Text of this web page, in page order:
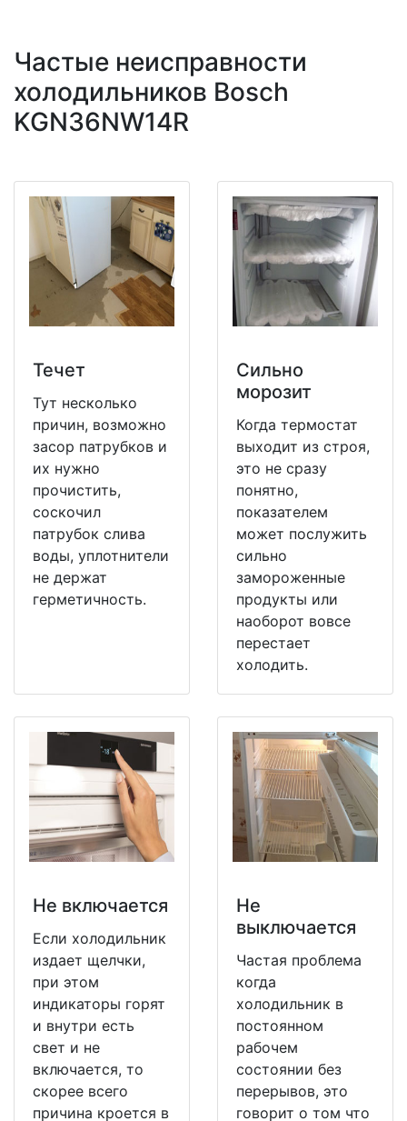
Частые неисправности
холодильников Bosch
KGN36NW14R
Течет
Тут несколько
причин, возможно
засор патрубков и
их нужно
прочистить,
соскочил
патрубок слива
воды, уплотнители
не держат
герметичность.
Сильно
морозит
Когда термостат
выходит из строя,
это не сразу
понятно,
показателем
может послужить
сильно
замороженные
продукты или
наоборот вовсе
перестает
холодить.
Не включается
Если холодильник
издает щелчки,
при этом
индикаторы горят
и внутри есть
свет и не
включается, то
скорее всего
причина кроется в
Не
выключается
Частая проблема
когда
холодильник в
постоянном
рабочем
состоянии без
перерывов, это
говорит о том что